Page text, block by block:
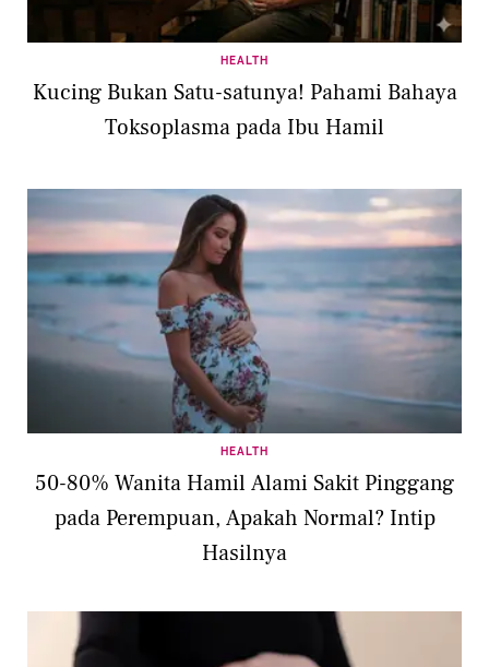
HEALTH
Kucing Bukan Satu-satunya! Pahami Bahaya
Toksoplasma pada Ibu Hamil
HEALTH
50-80% Wanita Hamil Alami Sakit Pinggang
pada Perempuan, Apakah Normal? Intip
Hasilnya